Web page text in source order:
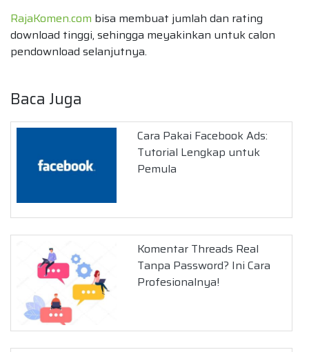
RajaKomen.com bisa membuat jumlah dan rating
download tinggi, sehingga meyakinkan untuk calon
pendownload selanjutnya.
Baca Juga
Cara Pakai Facebook Ads:
Tutorial Lengkap untuk
Pemula
Komentar Threads Real
Tanpa Password? Ini Cara
Profesionalnya!